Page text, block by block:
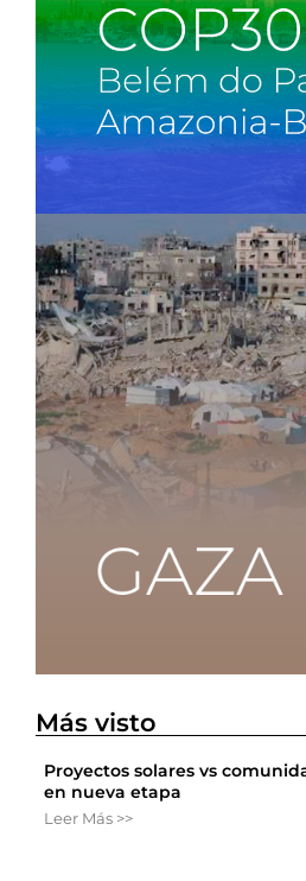
Más visto
Proyectos solares vs
en nueva etapa
Leer Más >>